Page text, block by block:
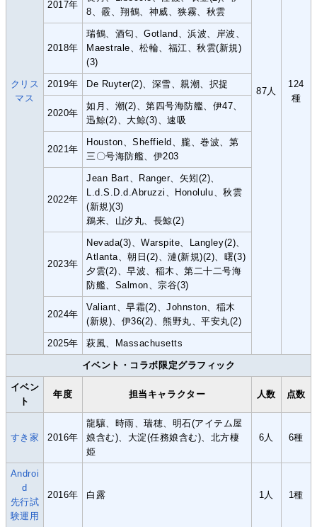
クリス
マス
87人
124
種
2017年
8、霰、翔鶴、神威、狭霧、秋雲
2018年
瑞鶴、酒匂、Gotland、浜波、岸波、
Maestrale、松輪、福江、秋雲(新規)
(3)
2019年 De Ruyter(2)、深雪、親潮、択捉
2020年
如月、潮(2)、第四号海防艦、伊47、
迅鯨(2)、大鯨(3)、速吸
2021年
Houston、Sheffield、朧、巻波、第
三〇号海防艦、伊203
2022年
Jean Bart、Ranger、矢矧(2)、
L.d.S.D.d.Abruzzi、Honolulu、秋雲
(新規)(3)
鵜来、山汐丸、長鯨(2)
2023年
Nevada(3)、Warspite、Langley(2)、
Atlanta、朝日(2)、漣(新規)(2)、曙(3)
夕雲(2)、早波、稲木、第二十二号海
防艦、Salmon、宗谷(3)
2024年
Valiant、早霜(2)、Johnston、稲木
(新規)、伊36(2)、熊野丸、平安丸(2)
2025年 萩風、Massachusetts
イベント・コラボ限定グラフィック
イベン
ト
年度 担当キャラクター 人数 点数
すき家 2016年
龍驤、時雨、瑞穂、明石(アイテム屋
娘含む)、大淀(任務娘含む)、北方棲
姫
6人 6種
Androi
d
先行試
験運用
2016年 白露 1人 1種